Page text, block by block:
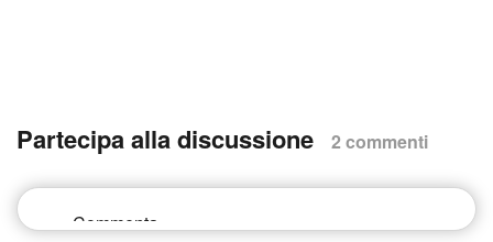
Partecipa alla discussione 2 commenti